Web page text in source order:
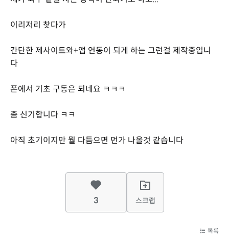
이리저리 찾다가
간단한 제사이트와+앱 연동이 되게 하는 그런걸 제작중입니
다
폰에서 기초 구동은 되네요 ㅋㅋㅋ
좀 신기합니다 ㅋㅋ
아직 초기이지만 뭘 다듬으면 먼가 나올것 같습니다
3 스크랩
목록